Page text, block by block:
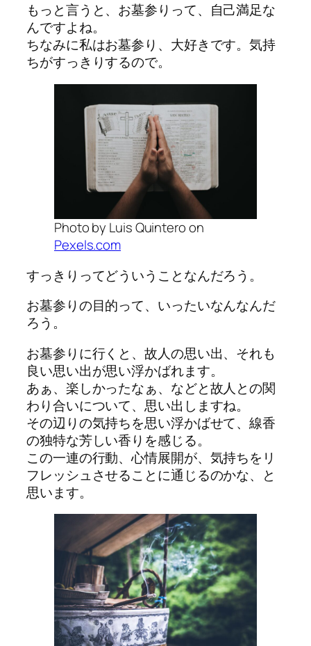
もっと言うと、お墓参りって、自己満足な
んですよね。
ちなみに私はお墓参り、大好きです。気持
ちがすっきりするので。
Photo by Luis Quintero on
Pexels.com
すっきりってどういうことなんだろう。
お墓参りの目的って、いったいなんなんだ
ろう。
お墓参りに行くと、故人の思い出、それも
良い思い出が思い浮かばれます。
あぁ、楽しかったなぁ、などと故人との関
わり合いについて、思い出しますね。
その辺りの気持ちを思い浮かばせて、線香
の独特な芳しい香りを感じる。
この一連の行動、心情展開が、気持ちをリ
フレッシュさせることに通じるのかな、と
思います。